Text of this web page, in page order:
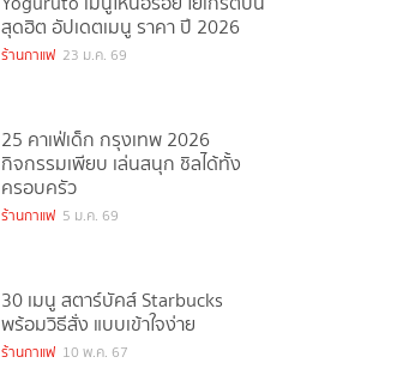
สุดฮิต อัปเดตเมนู ราคา ปี 2026
ร้านกาแฟ 23 ม.ค. 69
25 คาเฟ่เด็ก กรุงเทพ 2026
กิจกรรมเพียบ เล่นสนุก ชิลได้ทั้ง
ครอบครัว
ร้านกาแฟ 5 ม.ค. 69
30 เมนู สตาร์บัคส์ Starbucks
พร้อมวิธีสั่ง แบบเข้าใจง่าย
ร้านกาแฟ 10 พ.ค. 67